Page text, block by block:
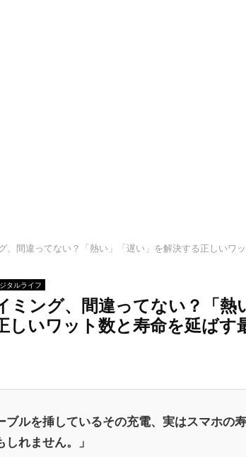
、間違ってない？「熱い」「遅い」を解決する正しいワ
タルライフ
ミング、間違ってない？「熱
しいワット数と寿命を延ばす
ブルを挿しているその充電、実はスマホの
れません。」